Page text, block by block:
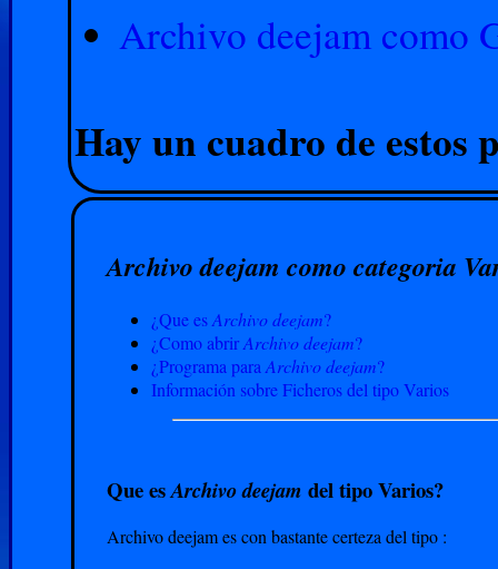
Archivo deejam como
Hay un cuadro de estos
Archivo deejam como categoria
¿Que esArchivo deejam?
¿Como abrirArchivo deejam?
¿Programa para Archivo deejam?
Información sobre Ficheros del tipo Varios
Que esArchivo deejam del tipo Varios?
Archivo deejam es con bastante certeza del tipo :